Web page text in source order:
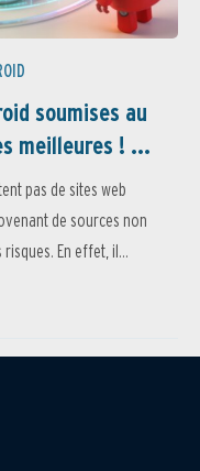
soumises au
meilleures ! ...
pas de sites web
de sources non
En effet, il...